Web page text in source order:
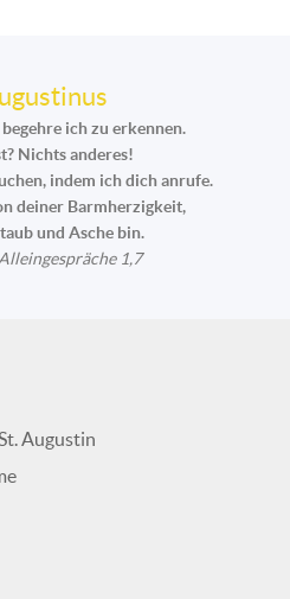
ich zu erkennen.
Nichts anderes!
indem ich dich anrufe.
deiner Barmherzigkeit,
und Asche bin.
1,7
Augustin